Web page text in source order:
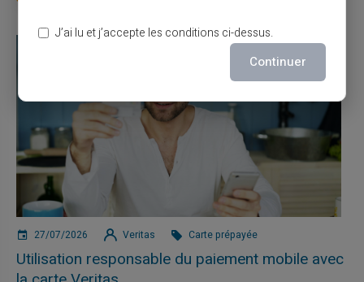
27/07/2026 Veritas Carte prépayée
Utilisation responsable du paiement mobile avec
J’ai lu et j’accepte les conditions ci-dessus.
Continuer